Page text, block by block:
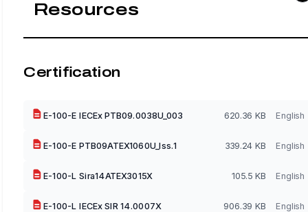
Resources
Certification
E-100-E IECEx PTB09.0038U_003 620.36 KB English
E-100-E PTB09ATEX1060U_Iss.1 339.24 KB English
E-100-L Sira14ATEX3015X 105.5 KB English
E-100-L IECEx SIR 14.0007X 906.39 KB English